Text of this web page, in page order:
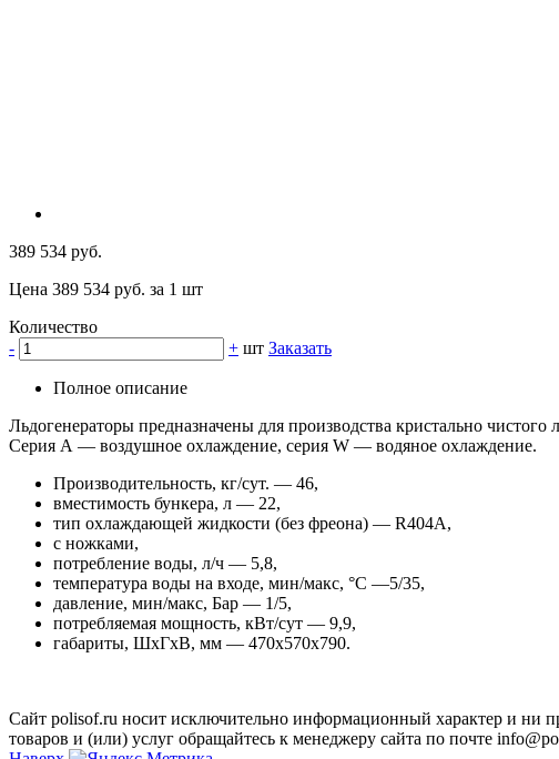
389 534 руб.
Цена 389 534 руб. за 1 шт
Количество
-
+ шт Заказать
Полное описание
Льдогенераторы предназначены для производства кристально
Серия А — воздушное охлаждение, серия W — водяное охлаждение.
Производительность, кг/сут. — 46,
вместимость бункера, л — 22,
тип охлаждающей жидкости (без фреона) — R404A,
с ножками,
потребление воды, л/ч — 5,8,
температура воды на входе, мин/макс, °С —5/35,
давление, мин/макс, Бар — 1/5,
потребляемая мощность, кВт/сут — 9,9,
габариты, ШхГхВ, мм — 470х570х790.
Сайт polisof.ru носит исключительно информационный характер и ни
товаров и (или) услуг обращайтесь к менеджеру сайта по почте